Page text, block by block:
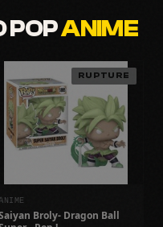
POPANIME
RUPTURE
Broly- Dragon Ball